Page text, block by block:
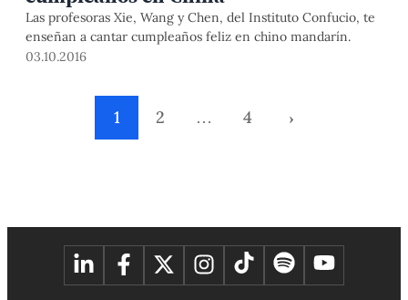
Las profesoras Xie, Wang y Chen, del Instituto Confucio, te
enseñan a cantar cumpleaños feliz en chino mandarín.
03.10.2016
1 2 … 4 ›